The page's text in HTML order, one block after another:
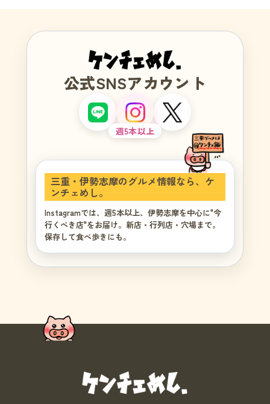
公式SNSアカウント
週5本以上
三重・伊勢志摩のグルメ情報なら、ケ
ンチェめし。
Instagramでは、週5本以上、伊勢志摩を中心に"今
行くべき店"をお届け。新店・行列店・穴場まで。
保存して食べ歩きにも。